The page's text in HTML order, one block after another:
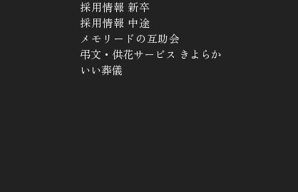
採用情報 新卒
採用情報 中途
メモリードの互助会
弔文・供花サービス きよらか
いい葬儀